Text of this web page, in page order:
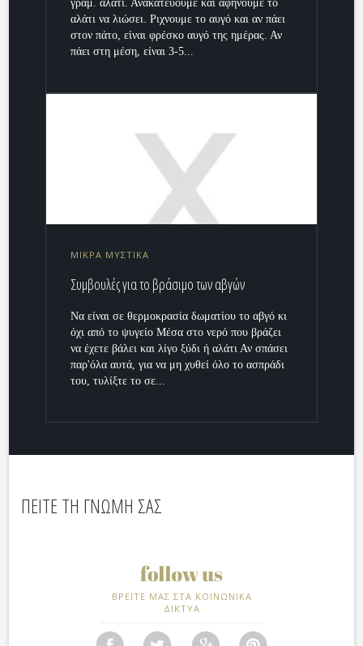
γραμ. αλάτι. Ανακατεύουμε και αφήνουμε το
αλάτι να λιώσει. Ριχνουμε το αυγό και αν πάει
στον πάτο, είναι φρέσκο αυγό της ημέρας. Αν
πάει στη μέση, είναι 3-5...
ΜΙΚΡΑ ΜΥΣΤΙΚΑ
Συμβουλές για το βράσιμο των αβγών
Να είναι σε θερμοκρασία δωματίου το αβγό κι
όχι από το ψυγείο Μέσα στο νερό που βράζει
να έχετε βάλει και λίγο ξύδι ή αλάτι Αν σπάσει
παρ'όλα αυτά, για να μη χυθεί όλο το ασπράδι
του, τυλίξτε το σε...
ΠΕΙΤΕ ΤΗ ΓΝΩΜΗ ΣΑΣ
ΒΡΕΙΤΕ ΜΑΣ ΣΤΑ ΚΟΙΝΩΝΙΚΑ
ΔΙΚΤΥΑ